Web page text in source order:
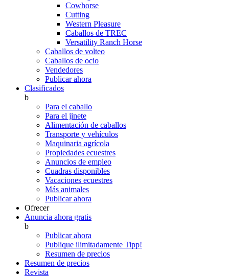
Cowhorse
Cutting
Western Pleasure
Caballos de TREC
Versatility Ranch Horse
Caballos de volteo
Caballos de ocio
Vendedores
Publicar ahora
Clasificados
b
Para el caballo
Para el jinete
Alimentación de caballos
Transporte y vehículos
Maquinaria agrícola
Propiedades ecuestres
Anuncios de empleo
Cuadras disponibles
Vacaciones ecuestres
Más animales
Publicar ahora
Ofrecer
Anuncia ahora gratis
b
Publicar ahora
Publique ilimitadamente Tipp!
Resumen de precios
Resumen de precios
Revista